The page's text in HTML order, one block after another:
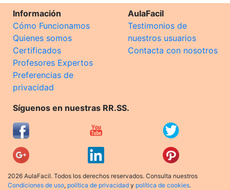
Información
Cómo Funcionamos
Quienes somos
Certificados
Profesores Expertos
Preferencias de
privacidad
AulaFacil
Testimonios de
nuestros usuarios
Contacta con nosotros
Síguenos en nuestras RR.SS.
2026 AulaFacil. Todos los derechos reservados. Consulta nuestros
Condiciones de uso, política de privacidad y política de cookies.